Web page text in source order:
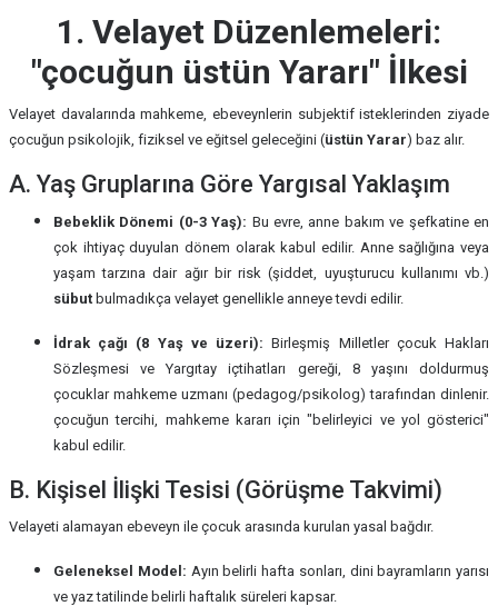
1. Velayet Düzenlemeleri:
"çocuğun üstün Yararı" İlkesi
Velayet davalarında mahkeme, ebeveynlerin subjektif isteklerinden ziyade
çocuğun psikolojik, fiziksel ve eğitsel geleceğini (üstün Yarar) baz alır.
A. Yaş Gruplarına Göre Yargısal Yaklaşım
Bebeklik Dönemi (0-3 Yaş): Bu evre, anne bakım ve şefkatine en
çok ihtiyaç duyulan dönem olarak kabul edilir. Anne sağlığına veya
yaşam tarzına dair ağır bir risk (şiddet, uyuşturucu kullanımı vb.)
sübut bulmadıkça velayet genellikle anneye tevdi edilir.
İdrak çağı (8 Yaş ve üzeri): Birleşmiş Milletler çocuk Hakları
Sözleşmesi ve Yargıtay içtihatları gereği, 8 yaşını doldurmuş
çocuklar mahkeme uzmanı (pedagog/psikolog) tarafından dinlenir.
çocuğun tercihi, mahkeme kararı için "belirleyici ve yol gösterici"
kabul edilir.
B. Kişisel İlişki Tesisi (Görüşme Takvimi)
Velayeti alamayan ebeveyn ile çocuk arasında kurulan yasal bağdır.
Geleneksel Model: Ayın belirli hafta sonları, dini bayramların yarısı
ve yaz tatilinde belirli haftalık süreleri kapsar.